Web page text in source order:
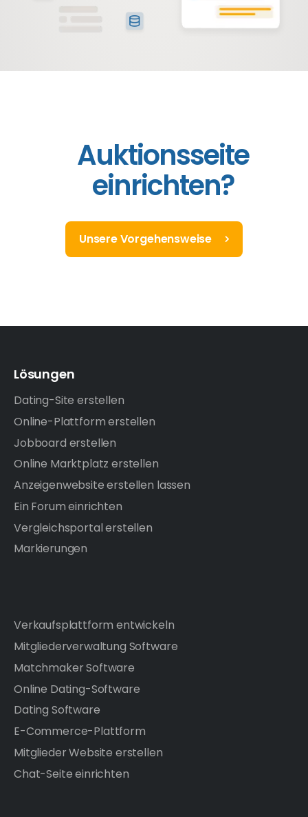
Auktionsseite
einrichten?
Unsere Vorgehensweise
Lösungen
Dating-Site erstellen
Online-Plattform erstellen
Jobboard erstellen
Online Marktplatz erstellen
Anzeigenwebsite erstellen lassen
Ein Forum einrichten
Vergleichsportal erstellen
Markierungen
Verkaufsplattform entwickeln
Mitgliederverwaltung Software
Matchmaker Software
Online Dating-Software
Dating Software
E-Commerce-Plattform
Mitglieder Website erstellen
Chat-Seite einrichten